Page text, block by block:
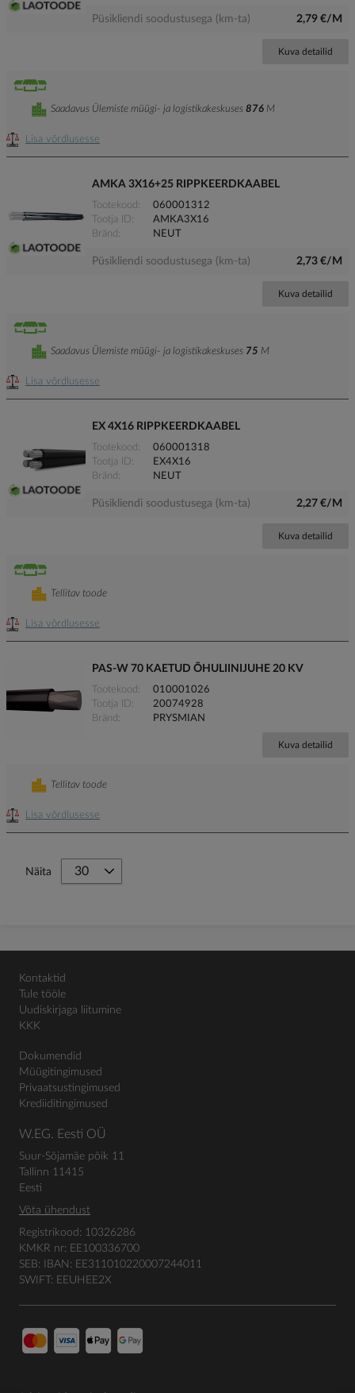
Püsikliendi soodustusega (km-ta) 2,79 €/M
Kuva detailid
Lisa võrdlusesse
Saadavus Ülemiste müügi- ja logistikakeskuses 876 M
AMKA 3X16+25 RIPPKEERDKAABEL
Tootekood
060001312
Tootja ID
AMKA3X16
Bränd
NEUT
Püsikliendi soodustusega (km-ta) 2,73 €/M
Kuva detailid
Lisa võrdlusesse
Saadavus Ülemiste müügi- ja logistikakeskuses 75 M
EX 4X16 RIPPKEERDKAABEL
Tootekood
060001318
Tootja ID
EX4X16
Bränd
NEUT
Püsikliendi soodustusega (km-ta) 2,27 €/M
Kuva detailid
Lisa võrdlusesse
Tellitav toode
PAS-W 70 KAETUD ÕHULIINIJUHE 20 KV
Tootekood
010001026
Tootja ID
20074928
Bränd
PRYSMIAN
Kuva detailid
Lisa võrdlusesse
Tellitav toode
Näita
Kontaktid
Tule tööle
Uudiskirjaga liitumine
KKK
Dokumendid
Müügitingimused
Privaatsustingimused
Krediiditingimused
W.EG. Eesti OÜ
Suur-Sõjamäe põik 11
Tallinn 11415
Eesti
Võta ühendust
Registrikood: 10326286
KMKR nr: EE100336700
SEB: IBAN: EE311010220007244011
SWIFT: EEUHEE2X